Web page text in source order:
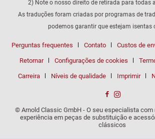
2) Note o nosso direito de retirada para todas
As traduções foram criadas por programas de
podemos garantir que estejam isentas
Perguntas frequentes Contato Custos de
Retornar Configurações de cookies
Carreira Níveis de qualidade Imprimir
© Arnold Classic GmbH - O seu especialista com
experiência em peças de substituição e
clássicos